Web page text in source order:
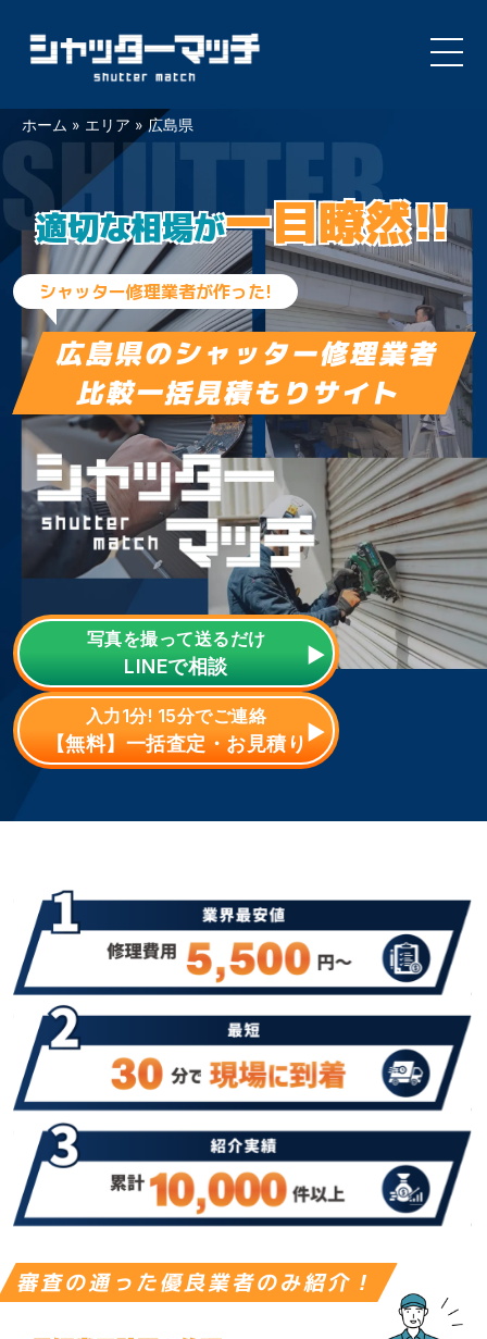
Skip
to
content
ホーム » エリア » 広島県
適切な相場が一目瞭然!!
シャッター修理業者が作った!
広島県のシャッター修理業者
比較一括見積もりサイト
写真を撮って送るだけ
LINEで相談
入力1分! 15分でご連絡
【無料】一括査定・お見積り
審査の通った優良業者のみ紹介！